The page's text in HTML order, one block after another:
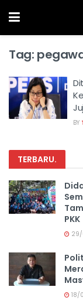
Tag:
BY
TERBARU.
PKK
18/